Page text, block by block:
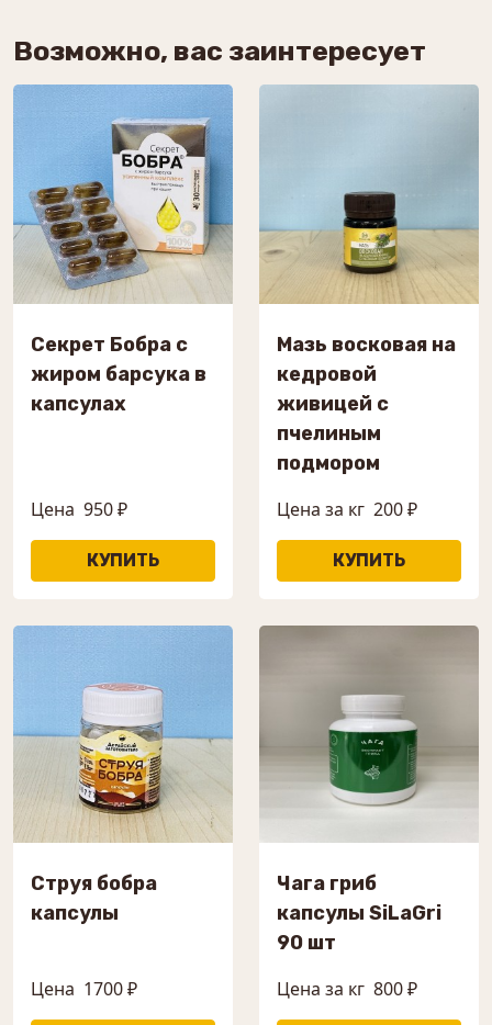
Возможно, вас заинтересует
Секрет Бобра с
жиром барсука в
капсулах
Цена 950 ₽
Мазь восковая на
кедровой
живицей с
пчелиным
подмором
Цена за кг 200 ₽
Струя бобра
капсулы
Цена 1700 ₽
Чага гриб
капсулы SiLaGri
90 шт
Цена за кг 800 ₽